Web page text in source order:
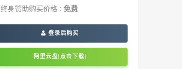
终身赞助购买价格 : 免费
登录后购买
阿里云盘[点击下载]